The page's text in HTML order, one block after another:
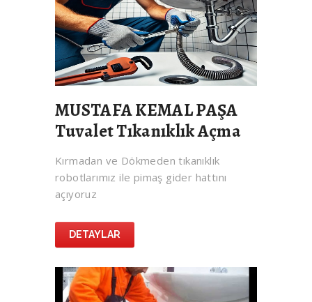
MUSTAFA KEMAL PAŞA
Tuvalet Tıkanıklık Açma
Kırmadan ve Dökmeden tıkanıklık
robotlarımız ile pimaş gider hattını
açıyoruz
DETAYLAR